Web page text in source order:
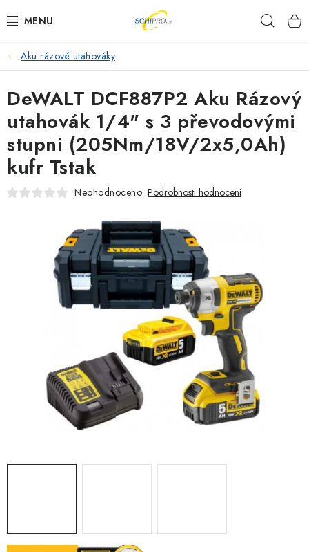
na
AKU NÁŘADÍ
ELEKTRICKÉ NÁŘADÍ
PŘÍSLUŠENSTVÍ
MĚŘÍCÍ TECHNIKA
ZAHRADNÍ TECHNIKA
PRACOVNÍ STOLY
ZNAČKOVACÍ SPREJE
Obchodní podmínky
Podmínky ochrany osobních údajů
Reklamace
Kontakty
Moje objednávka / odstoupení od smlouvy
Online platby Comgate
Aku rázové utahováky
DeWALT DCF887P2 Aku Rázový
utahovák 1/4" s 3 převodovými
stupni (205Nm/18V/2x5,0Ah)
kufr Tstak
Neohodnoceno Podrobnosti hodnocení